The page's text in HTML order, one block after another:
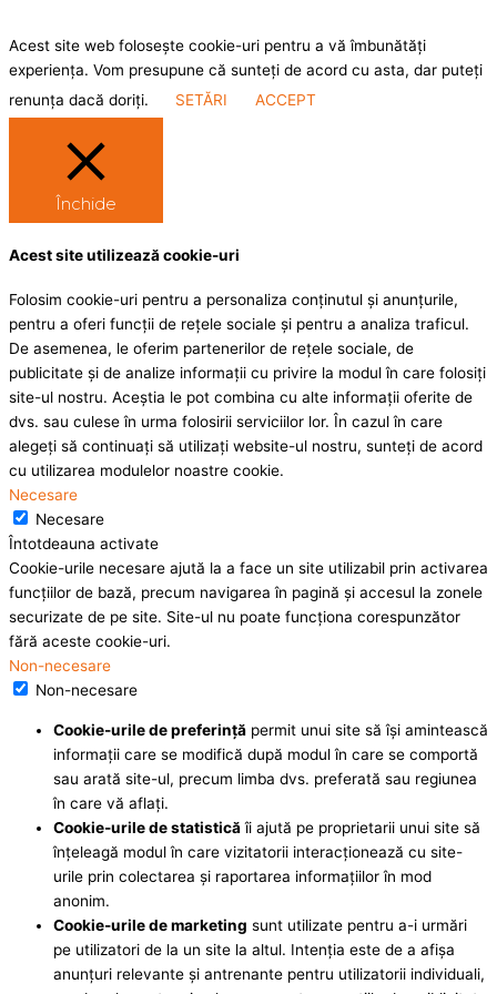
Acest site web folosește cookie-uri pentru a vă îmbunătăți
experiența. Vom presupune că sunteți de acord cu asta, dar puteți
renunța dacă doriți.
SETĂRI ACCEPT
Închide
Acest site utilizează cookie-uri
Folosim cookie-uri pentru a personaliza conținutul și anunțurile,
pentru a oferi funcții de rețele sociale și pentru a analiza traficul.
De asemenea, le oferim partenerilor de rețele sociale, de
publicitate și de analize informații cu privire la modul în care folosiți
site-ul nostru. Aceștia le pot combina cu alte informații oferite de
dvs. sau culese în urma folosirii serviciilor lor. În cazul în care
alegeți să continuați să utilizați website-ul nostru, sunteți de acord
cu utilizarea modulelor noastre cookie.
Necesare
Necesare
Întotdeauna activate
Cookie-urile necesare ajută la a face un site utilizabil prin activarea
funcţiilor de bază, precum navigarea în pagină şi accesul la zonele
securizate de pe site. Site-ul nu poate funcţiona corespunzător
fără aceste cookie-uri.
Non-necesare
Non-necesare
Cookie-urile de preferinţă permit unui site să îşi amintească
informaţii care se modifică după modul în care se comportă
sau arată site-ul, precum limba dvs. preferată sau regiunea
în care vă aflaţi.
Cookie-urile de statisticăîi ajută pe proprietarii unui site să
înţeleagă modul în care vizitatorii interacţionează cu site-
urile prin colectarea şi raportarea informaţiilor în mod
anonim.
Cookie-urile de marketing sunt utilizate pentru a-i urmări
pe utilizatori de la un site la altul. Intenţia este de a afişa
anunţuri relevante şi antrenante pentru utilizatorii individuali,